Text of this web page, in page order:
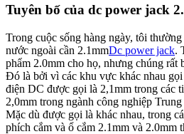
Tuyên bố của dc power jack
Trong cuộc sống hàng ngày, tôi
nước ngoài cần 2.1mmDc power jack.
phẩm 2.0mm cho họ, nhưng chúng rất
Đó là bởi vì các khu vực khác nhau
điện DC được gọi là 2,1mm trong các
2,0mm trong ngành công nghiệp
Mặc dù được gọi là khác nhau, trong
phích cắm và ổ cắm 2.1mm và 2.0mm